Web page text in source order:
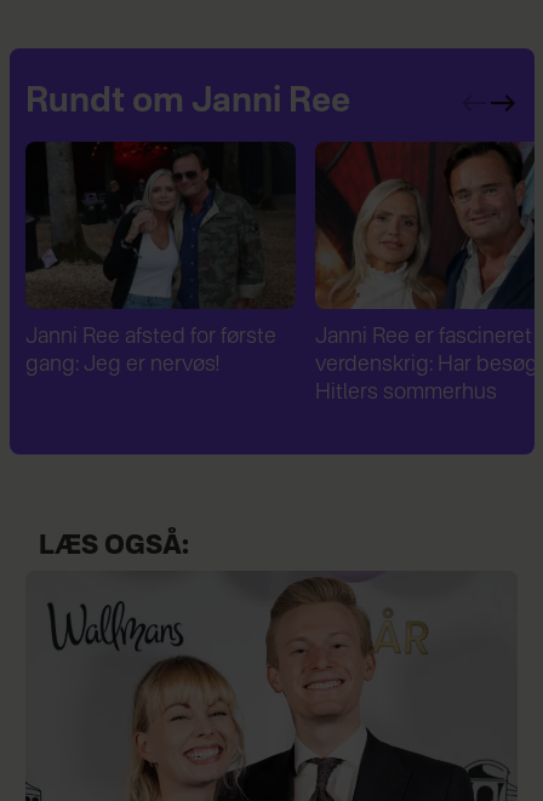
Rundt om Janni Ree
Janni Ree er fascineret af 2.
verdenskrig: Har besøgt
Janni Ree bryder
tavsheden: "Det er
fuldstændig absurd"
LÆS OGSÅ: